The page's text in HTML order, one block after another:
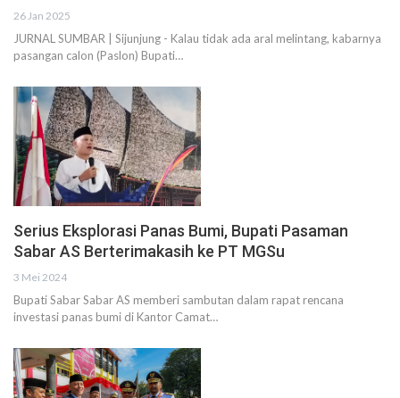
26 Jan 2025
JURNAL SUMBAR | Sijunjung - Kalau tidak ada aral melintang, kabarnya
pasangan calon (Paslon) Bupati…
Serius Eksplorasi Panas Bumi, Bupati Pasaman
Sabar AS Berterimakasih ke PT MGSu
3 Mei 2024
Bupati Sabar Sabar AS memberi sambutan dalam rapat rencana
investasi panas bumi di Kantor Camat…